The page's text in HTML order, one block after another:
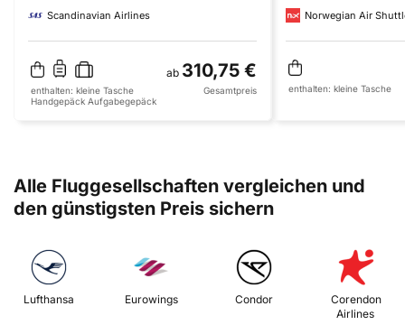
Scandinavian Airlines
ab 310,75 €
enthalten: kleine Tasche
Handgepäck Aufgabegepäck
Gesamtpreis
Norwegian Air
enthalten: kleine Tasche
Alle Fluggesellschaften vergleichen und
den günstigsten Preis sichern
Lufthansa Eurowings Condor
Corendon
Airlines